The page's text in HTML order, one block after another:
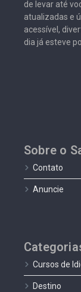
de levar até
atualizadas e
acessível,
dia já esteve
Sobre o
Contato
Anuncie
Cursos de
Destino